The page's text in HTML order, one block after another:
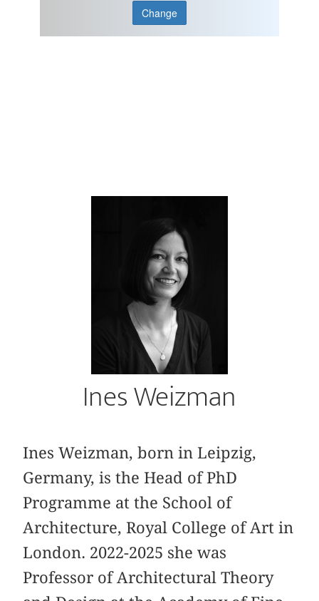
Change
Ines Weizman
Ines Weizman, born in Leipzig,
Germany, is the Head of PhD
Programme at the School of
Architecture, Royal College of Art in
London. 2022-2025 she was
Professor of Architectural Theory